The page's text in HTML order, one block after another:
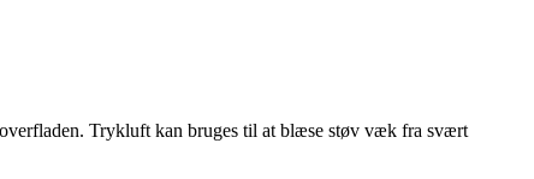
Trykluft kan bruges til at blæse støv væk fra svært